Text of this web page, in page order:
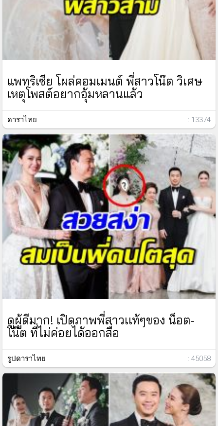
แพทริเซีย โผล่คอมเมนต์ พี่สาวโน๊ต วิเศษ
เหตุโพสต์อยากอุ้มหลานแล้ว
ดาราไทย : 13374
ดูผู้ดีมาก! เปิดภาพพี่สาวเเท้ๆของ น็อต-
โน๊ต ที่ไม่ค่อยได้ออกสื่อ
รูปดาราไทย : 45058